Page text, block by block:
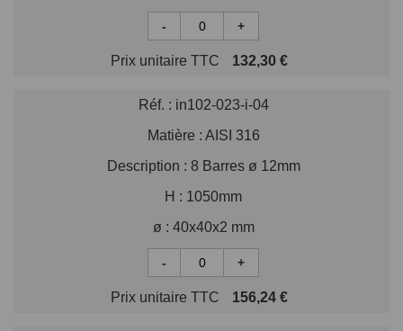
- +
Prix unitaire TTC 132,30 €
Réf. : in102-023-i-04
Matière : AISI 316
Description : 8 Barres ø 12mm
H : 1050mm
ø : 40x40x2 mm
- +
Prix unitaire TTC 156,24 €